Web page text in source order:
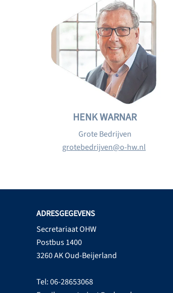
HENK WARNAR
Grote Bedrijven
grotebedrijven@o-hw.nl
ADRESGEGEVENS
Secretariaat OHW
Postbus 1400
3260 AK Oud-Beijerland
Tel: 06-28653068